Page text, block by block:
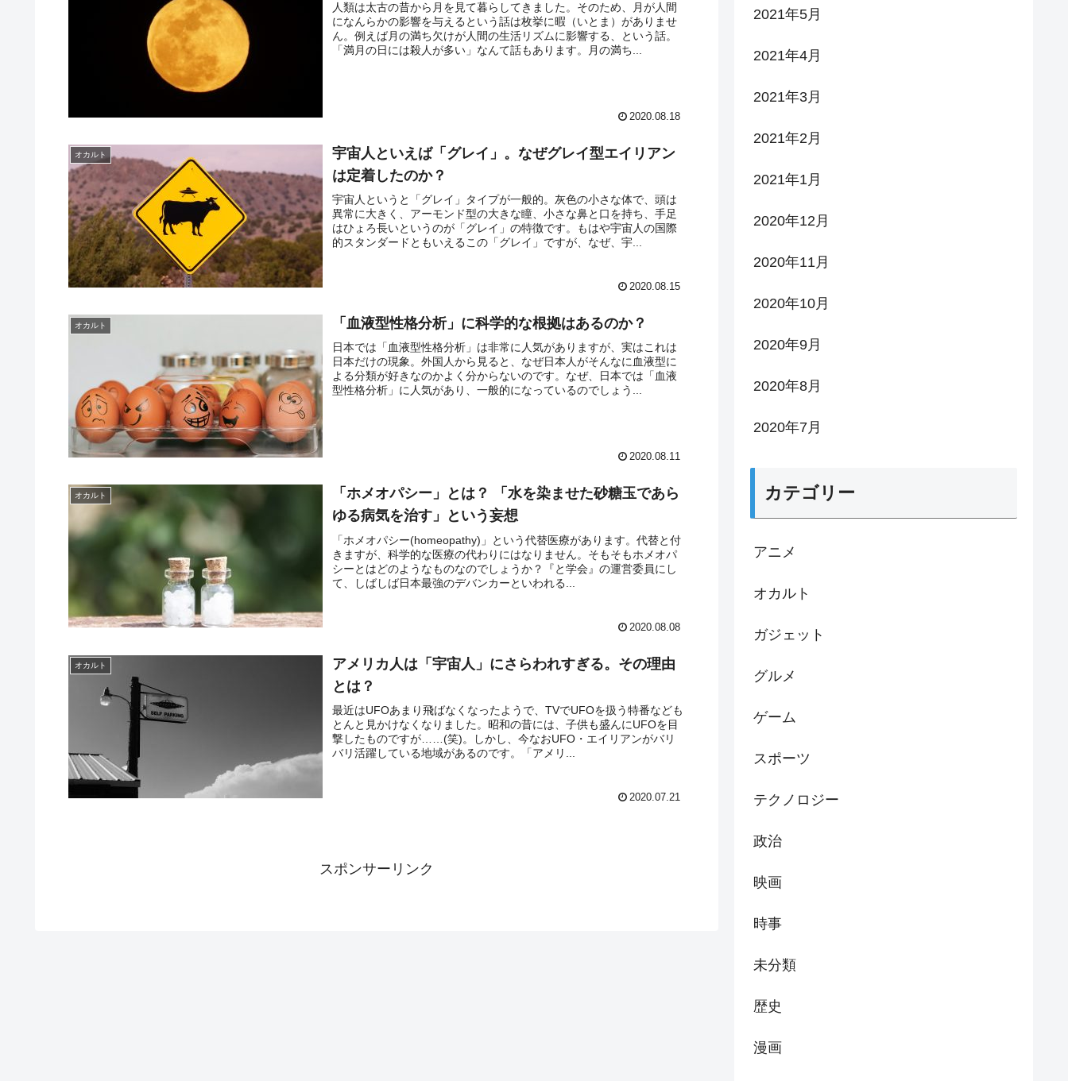
人類は太古の昔から月を見て暮らしてきました。そのため、月が人間
になんらかの影響を与えるという話は枚挙に暇（いとま）がありませ
ん。例えば月の満ち欠けが人間の生活リズムに影響する、という話。
「満月の日には殺人が多い」なんて話もあります。月の満ち...
2020.08.18
オカルト
宇宙人といえば「グレイ」。なぜグレイ型エイリアン
は定着したのか？
宇宙人というと「グレイ」タイプが一般的。灰色の小さな体で、頭は
異常に大きく、アーモンド型の大きな瞳、小さな鼻と口を持ち、手足
はひょろ長いというのが「グレイ」の特徴です。もはや宇宙人の国際
的スタンダードともいえるこの「グレイ」ですが、なぜ、宇...
2020.08.15
オカルト 「血液型性格分析」に科学的な根拠はあるのか？
日本では「血液型性格分析」は非常に人気がありますが、実はこれは
日本だけの現象。外国人から見ると、なぜ日本人がそんなに血液型に
よる分類が好きなのかよく分からないのです。なぜ、日本では「血液
型性格分析」に人気があり、一般的になっているのでしょう...
2020.08.11
オカルト
「ホメオパシー」とは？ 「水を染ませた砂糖玉であら
ゆる病気を治す」という妄想
「ホメオパシー(homeopathy)」という代替医療があります。代替と付
きますが、科学的な医療の代わりにはなりません。そもそもホメオパ
シーとはどのようなものなのでしょうか？『と学会』の運営委員にし
て、しばしば日本最強のデバンカーといわれる...
2020.08.08
オカルト
アメリカ人は「宇宙人」にさらわれすぎる。その理由
とは？
最近はUFOあまり飛ばなくなったようで、TVでUFOを扱う特番なども
とんと見かけなくなりました。昭和の昔には、子供も盛んにUFOを目
撃したものですが……(笑)。しかし、今なおUFO・エイリアンがバリ
バリ活躍している地域があるのです。「アメリ...
2020.07.21
スポンサーリンク
2021年5月
2021年4月
2021年3月
2021年2月
2021年1月
2020年12月
2020年11月
2020年10月
2020年9月
2020年8月
2020年7月
カテゴリー
アニメ
オカルト
ガジェット
グルメ
ゲーム
スポーツ
テクノロジー
政治
映画
時事
未分類
歴史
漫画